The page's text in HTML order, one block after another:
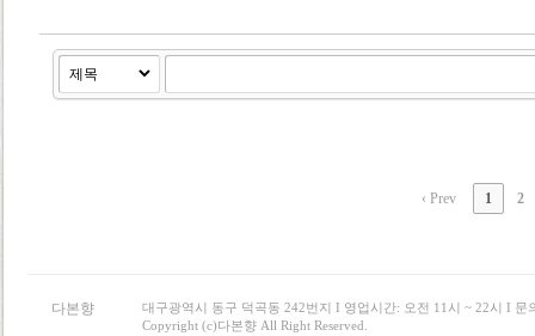
‹ Prev 1 2
다본향
대구광역시 동구 덕곡동 242번지 I 영업시간: 오전 11시 ~ 22시 I 문
Copyright (c)다본향 All Right Reserved.